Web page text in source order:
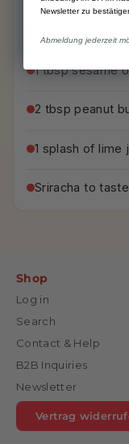
1 tbsp sesame
2 tbsp peanut
1 splash of lime
Sriracha to taste
Shop
Log in
Search
Contact & Help
B2B Inquiries
Newsletter
Vertrag
Newsletter zu
Abmeldung jederzeit